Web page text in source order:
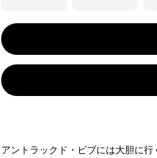
アントラックド・ビブには大胆に